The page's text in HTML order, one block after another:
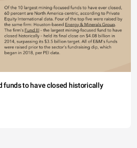
funds to have closed historically